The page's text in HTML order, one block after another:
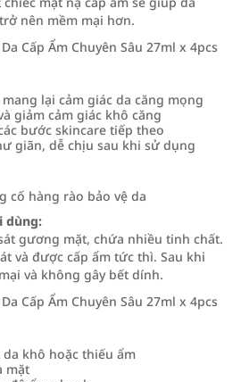
nên mềm mại hơn.
lại cảm giác da căng mọng
giảm cảm giác khô căng
bước skincare tiếp theo
giãn, dễ chịu sau khi sử dụng
cố hàng rào bảo vệ da
dùng:
gương mặt, chứa nhiều tinh chất.
và được cấp ẩm tức thì. Sau khi
và không gây bết dính.
khô hoặc thiếu ẩm
mặt